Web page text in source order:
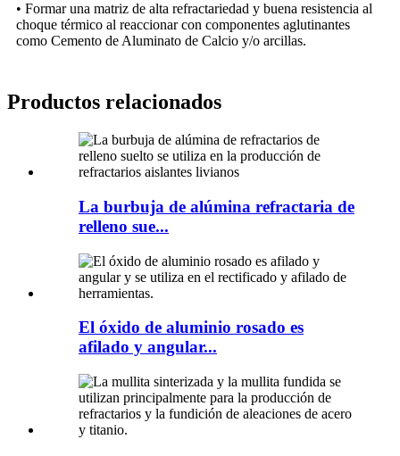
• Formar una matriz de alta refractariedad y buena resistencia al
choque térmico al reaccionar con componentes aglutinantes
como Cemento de Aluminato de Calcio y/o arcillas.
Productos relacionados
La burbuja de alúmina refractaria de
relleno sue...
El óxido de aluminio rosado es
afilado y angular...